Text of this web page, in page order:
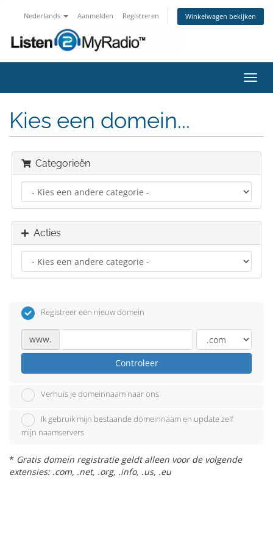
Nederlands Aanmelden Registreren Winkelwagen bekijken
in-/
Kies een domein...
Categorieën
Acties
Registreer een nieuw domein
www.
Controleer
Verhuis je domeinnaam naar ons
Ik gebruik mijn bestaande domeinnaam en update zelf
mijn naamservers
* Gratis domein registratie geldt alleen voor de volgende
extensies: .com, .net, .org, .info, .us, .eu